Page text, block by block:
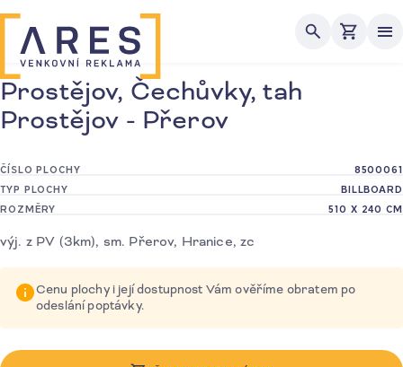
Prostějov, Čechůvky, tah
Prostějov - Přerov
ČÍSLO PLOCHY
8500061
TYP PLOCHY
BILLBOARD
ROZMĚRY
510 X 240 CM
výj. z PV (3km), sm. Přerov, Hranice, zc
Cenu plochy i její dostupnost Vám ověříme obratem po
odeslání poptávky.